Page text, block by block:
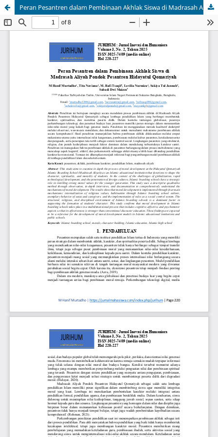
Peran Pesantren dalam Pembinaan Akhlak Siswa di Madrasah Aliyah Pondok Pesantren Hidayatul Qomariyah